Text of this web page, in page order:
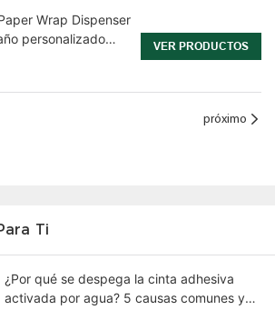
Wrap Dispenser
personalizado
VER PRODUCTOS
próximo
Ti
¿Por qué se despega la cinta adhesiva
activada por agua? 5 causas comunes y